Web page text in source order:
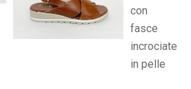
con
fasce
incrociate
in pelle